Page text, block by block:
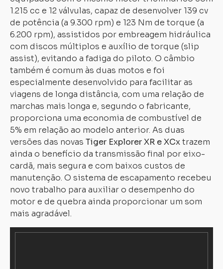
1.215 cc e 12 válvulas, capaz de desenvolver 139 cv
de potência (a 9.300 rpm) e 123 Nm de torque (a
6.200 rpm), assistidos por embreagem hidráulica
com discos múltiplos e auxílio de torque (slip
assist), evitando a fadiga do piloto. O câmbio
também é comum às duas motos e foi
especialmente desenvolvido para facilitar as
viagens de longa distância, com uma relação de
marchas mais longa e, segundo o fabricante,
proporciona uma economia de combustível de
5% em relação ao modelo anterior. As duas
versões das novas Tiger Explorer XR e XCxtrazem
ainda o benefício da transmissão final por eixo-
cardã, mais segura e com baixos custos de
manutenção. O sistema de escapamento recebeu
novo trabalho para auxiliar o desempenho do
motor e de quebra ainda proporcionar um som
mais agradável.